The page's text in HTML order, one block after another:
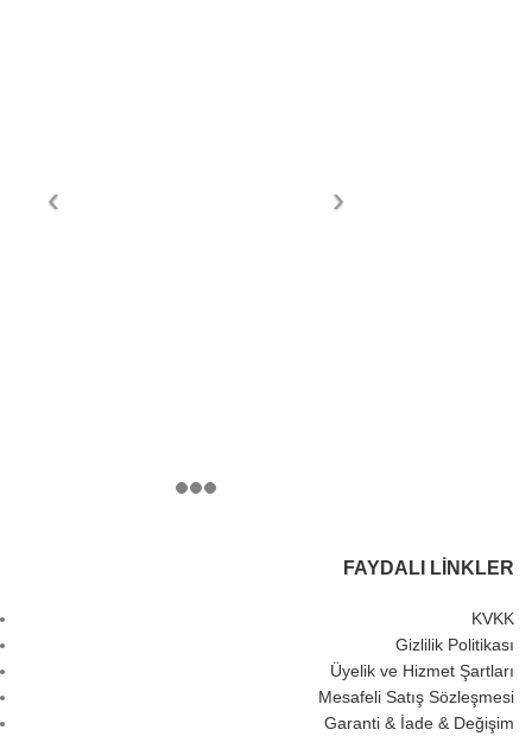
FAYDALI LINKLER
KVKK
Gizlilik Politikası
Üyelik ve Hizmet Şartları
Mesafeli Satış Sözleşmesi
Garanti & İade & Değişim